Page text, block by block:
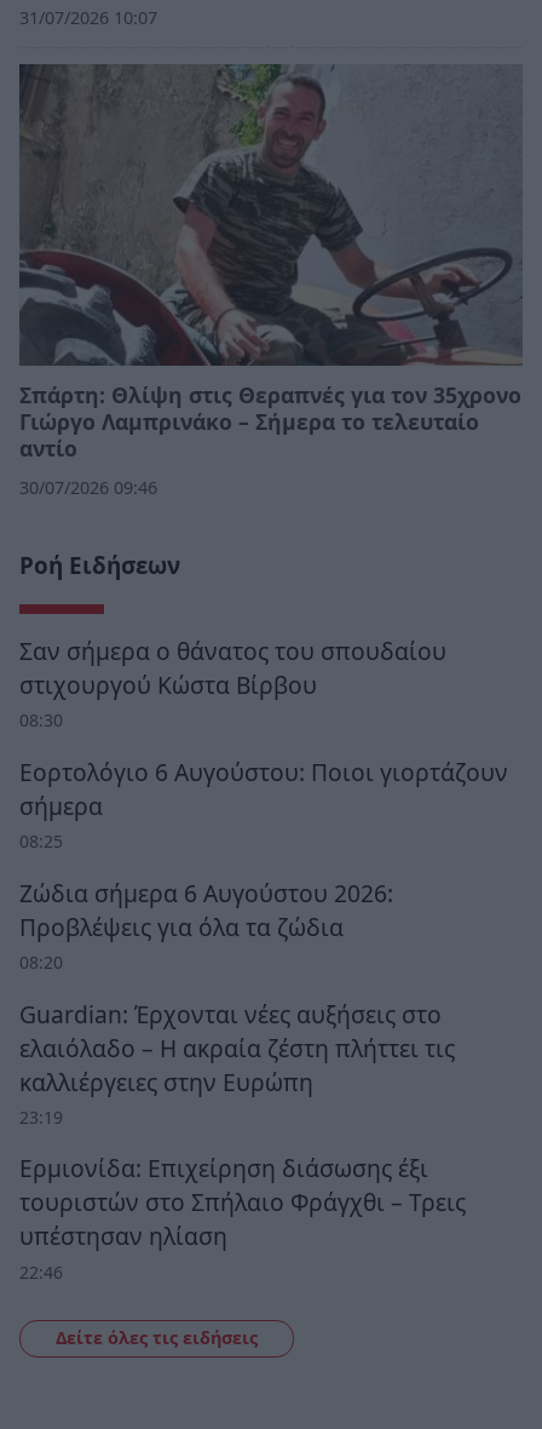
31/07/2026 10:07
Σπάρτη: Θλίψη στις Θεραπνές για τον 35χρονο
Γιώργο Λαμπρινάκο – Σήμερα το τελευταίο
αντίο
30/07/2026 09:46
Ροή Ειδήσεων
Σαν σήμερα ο θάνατος του σπουδαίου
στιχουργού Κώστα Βίρβου
08:30
Εορτολόγιο 6 Αυγούστου: Ποιοι γιορτάζουν
σήμερα
08:25
Ζώδια σήμερα 6 Αυγούστου 2026:
Προβλέψεις για όλα τα ζώδια
08:20
Guardian: Έρχονται νέες αυξήσεις στο
ελαιόλαδο – Η ακραία ζέστη πλήττει τις
καλλιέργειες στην Ευρώπη
23:19
Ερμιονίδα: Επιχείρηση διάσωσης έξι
τουριστών στο Σπήλαιο Φράγχθι – Τρεις
υπέστησαν ηλίαση
22:46
Δείτε όλες τις ειδήσεις